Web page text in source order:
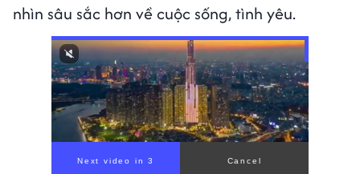
nhìn sâu sắc hơn về cuộc sống, tình yêu.
00:00/ 00:56